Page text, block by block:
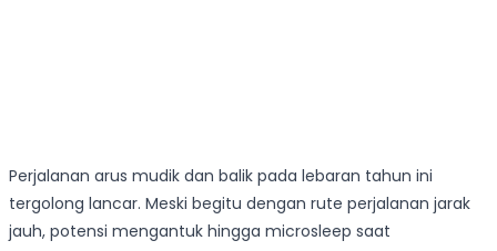
Perjalanan arus mudik dan balik pada lebaran tahun ini
tergolong lancar. Meski begitu dengan rute perjalanan jarak
jauh, potensi mengantuk hingga microsleep saat